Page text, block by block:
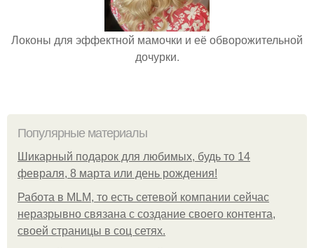
Локоны для эффектной мамочки и её обворожительной
дочурки.
Популярные материалы
Шикарный подарок для любимых, будь то 14
февраля, 8 марта или день рождения!
Работа в MLM, то есть сетевой компании сейчас
неразрывно связана с создание своего контента,
своей страницы в соц сетях.